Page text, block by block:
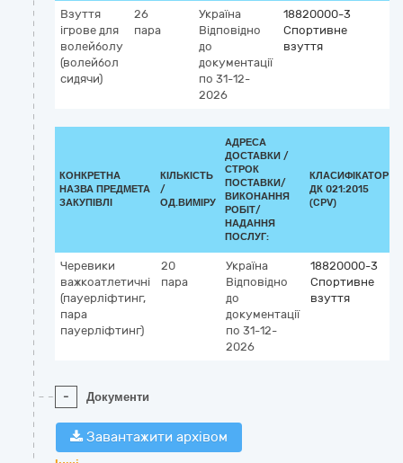
Взуття
ігрове для
волейболу
(волейбол
сидячи)
26
пара
Україна
Відповідно
до
документації
по 31-12-
2026
18820000-3
Спортивне
взуття
КОНКРЕТНА
НАЗВА ПРЕДМЕТА
ЗАКУПІВЛІ
КІЛЬКІСТЬ
/
ОД.ВИМІРУ
АДРЕСА
ДОСТАВКИ /
СТРОК
ПОСТАВКИ/
ВИКОНАННЯ
РОБІТ/
НАДАННЯ
ПОСЛУГ:
КЛАСИФІКАТОР
ДК 021:2015
(CPV)
Черевики
важкоатлетичні
(пауерліфтинг,
пара
пауерліфтинг)
20
пара
Україна
Відповідно
до
документації
по 31-12-
2026
18820000-3
Спортивне
взуття
- Документи
Завантажити архівом